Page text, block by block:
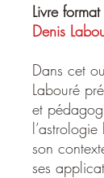
Livre
Denis
Dans cet
Labouré
et
son
ses